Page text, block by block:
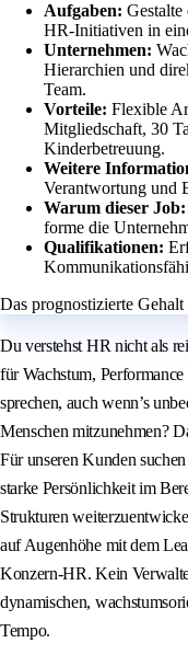
Aufgaben:
HR-Initiativen in
Unternehmen:
Hierarchien und
Team.
Vorteile: Flexible
Mitgliedschaft, 30
Kinderbetreuung.
Weitere
Verantwortung und
Warum dieser Job:
forme die
Qualifikationen:
Das prognostizierte
Du verstehst HR nicht als
für Wachstum,
sprechen, auch wenn’s
Menschen mitzunehmen?
Für unseren Kunden
starke Persönlichkeit im
Strukturen
auf Augenhöhe mit dem
Konzern-HR. Kein
dynamischen,
Tempo.